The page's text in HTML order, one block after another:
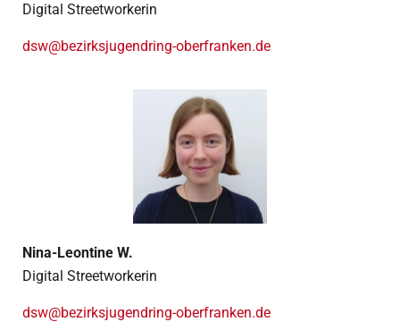
Digital Streetworkerin
dsw@bezirksjugendring-oberfranken.de
Nina-Leontine W.
Digital Streetworkerin
dsw@bezirksjugendring-oberfranken.de